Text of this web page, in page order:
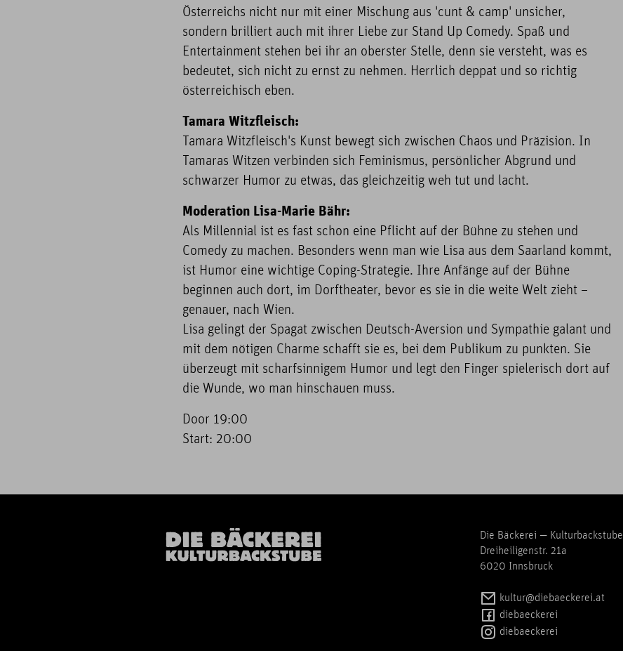
Österreichs nicht nur mit einer Mischung aus 'cunt & camp' unsicher,
sondern brilliert auch mit ihrer Liebe zur Stand Up Comedy. Spaß und
Entertainment stehen bei ihr an oberster Stelle, denn sie versteht, was es
bedeutet, sich nicht zu ernst zu nehmen. Herrlich deppat und so richtig
österreichisch eben.
Tamara Witzfleisch:
Tamara Witzfleisch's Kunst bewegt sich zwischen Chaos und Präzision. In
Tamaras Witzen verbinden sich Feminismus, persönlicher Abgrund und
schwarzer Humor zu etwas, das gleichzeitig weh tut und lacht.
Moderation Lisa-Marie Bähr:
Als Millennial ist es fast schon eine Pflicht auf der Bühne zu stehen und
Comedy zu machen. Besonders wenn man wie Lisa aus dem Saarland kommt,
ist Humor eine wichtige Coping-Strategie. Ihre Anfänge auf der Bühne
beginnen auch dort, im Dorftheater, bevor es sie in die weite Welt zieht –
genauer, nach Wien.
Lisa gelingt der Spagat zwischen Deutsch-Aversion und Sympathie galant und
mit dem nötigen Charme schafft sie es, bei dem Publikum zu punkten. Sie
überzeugt mit scharfsinnigem Humor und legt den Finger spielerisch dort auf
die Wunde, wo man hinschauen muss.
Door 19:00
Start: 20:00
Die Bäckerei — Kulturbackstube
Dreiheiligenstr. 21a
6020 Innsbruck
kultur@diebaeckerei.at
diebaeckerei
diebaeckerei